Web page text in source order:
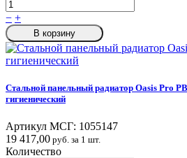
− +
В корзину
Стальной панельный радиатор Oasis Pro
гигиенический
Артикул МСГ: 1055147
19 417,00 руб. за 1 шт.
Количество